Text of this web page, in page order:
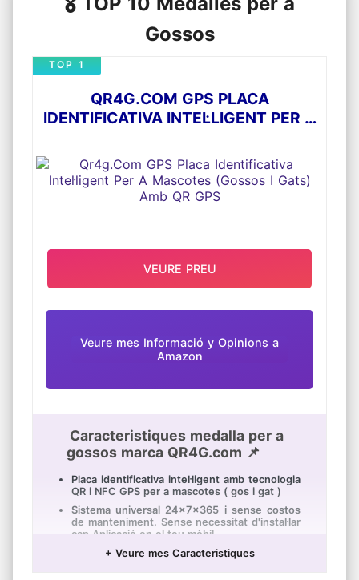
Gossos
QR4G.COM GPS PLACA
IDENTIFICATIVA INTEL·LIGENT PER A
QR GPS
TOP 1
Veure mes Informació y Opinions a
Amazon
Caracteristiques medalla per a
gossos marca QR4G.com 📌
Placa identificativa intel·ligent amb tecnologia
QR i NFC GPS per a mascotes ( gos i gat )
Sistema universal 24x7x365 i sense costos
de manteniment. Sense necessitat d'instal·lar
cap Aplicació en el teu mòbil.
Contacte immediat: Si la teva mascota es
VEURE PREU
+ Veure mes Caracteristiques